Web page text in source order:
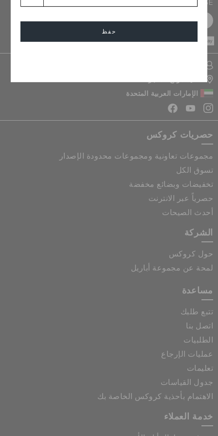
حفظ
PURCHASE
سجل مجانا
DELIVERY
الإمارات العربية المتحدة
حصريات كروكس
مجموعات تعاونية ومجموعات محدودة الإصدار
تسوق الكل
تخفيضات وبضائع مخفضة
حصرياً عبر الانترنت
أحدث الصيحات
الشركة
حول كروكس
لمحة عن مجموعة أباريل
مساعدة
تتبع طلبك
اتصل بنا
الطلبيات
عمليات الإرجاع
تعليمات
جدول القياسات
الاهتمام بأحذية كروكس الخاصة بك
خدمة العملاء